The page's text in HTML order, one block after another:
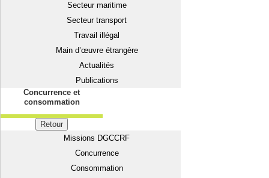
Secteur maritime
Secteur transport
Travail illégal
Main d’œuvre étrangère
Actualités
Publications
Concurrence et
consommation
Retour
Missions DGCCRF
Concurrence
Consommation